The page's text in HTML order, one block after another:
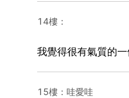
14樓：
我覺得很有氣質的一
15樓：哇愛哇